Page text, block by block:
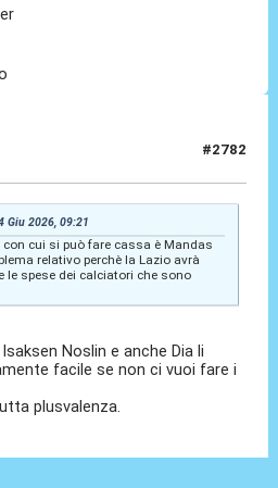
#2782
Giu 2026, 09:21
cui si può fare cassa è Mandas
relativo perchè la Lazio avrà
le spese dei calciatori che sono
Noslin e anche Dia li
facile se non ci vuoi fare i
plusvalenza.